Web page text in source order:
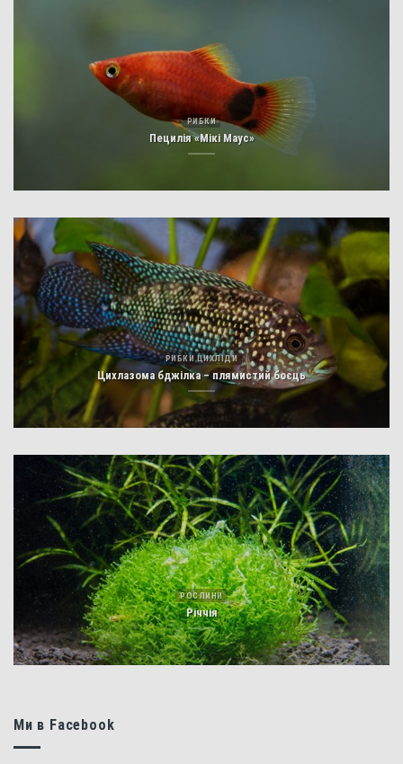
РИБКИ
Пецилія «Мікі Маус»
РИБКИ ЦИХЛІДИ
Цихлазома бджілка – плямистий боєць
РОСЛИНИ
Річчія
Ми в Facebook